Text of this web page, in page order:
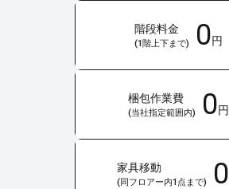
階段料金
(1階上下まで) 0円
梱包作業費
(当社指定範囲内) 0円
家具移動
(同フロアー内1点まで) 0